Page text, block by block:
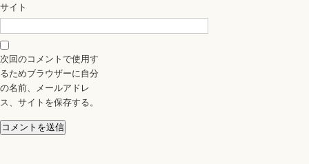
サイト
次回のコメントで使用す
るためブラウザーに自分
の名前、メールアドレ
ス、サイトを保存する。